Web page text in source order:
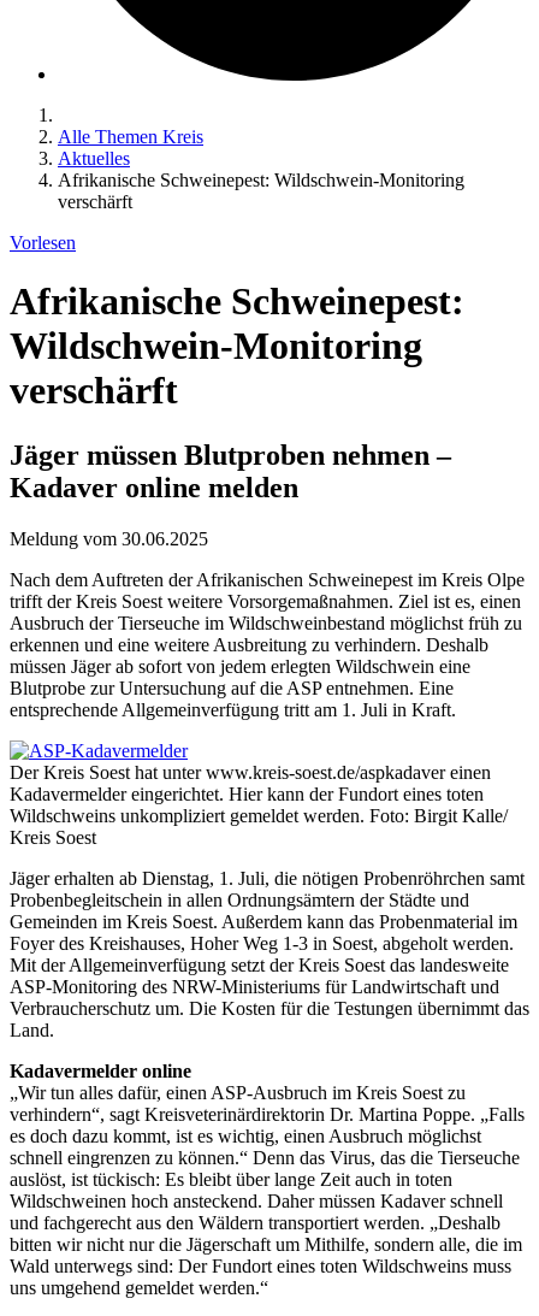
Alle Themen Kreis
Aktuelles
Afrikanische Schweinepest: Wildschwein-Monitoring
verschärft
Vorlesen
Afrikanische Schweinepest:
Wildschwein-Monitoring
verschärft
Jäger müssen Blutproben nehmen –
Kadaver online melden
Meldung vom 30.06.2025
Nach dem Auftreten der Afrikanischen Schweinepest im Kreis Olpe
trifft der Kreis Soest weitere Vorsorgemaßnahmen. Ziel ist es, einen
Ausbruch der Tierseuche im Wildschweinbestand möglichst früh zu
erkennen und eine weitere Ausbreitung zu verhindern. Deshalb
müssen Jäger ab sofort von jedem erlegten Wildschwein eine
Blutprobe zur Untersuchung auf die ASP entnehmen. Eine
entsprechende Allgemeinverfügung tritt am 1. Juli in Kraft.
Der Kreis Soest hat unter www.kreis-soest.de/aspkadaver einen
Kadavermelder eingerichtet. Hier kann der Fundort eines toten
Wildschweins unkompliziert gemeldet werden. Foto: Birgit Kalle/
Kreis Soest
Jäger erhalten ab Dienstag, 1. Juli, die nötigen Probenröhrchen samt
Probenbegleitschein in allen Ordnungsämtern der Städte und
Gemeinden im Kreis Soest. Außerdem kann das Probenmaterial im
Foyer des Kreishauses, Hoher Weg 1-3 in Soest, abgeholt werden.
Mit der Allgemeinverfügung setzt der Kreis Soest das landesweite
ASP-Monitoring des NRW-Ministeriums für Landwirtschaft und
Verbraucherschutz um. Die Kosten für die Testungen übernimmt das
Land.
Kadavermelder online
„Wir tun alles dafür, einen ASP-Ausbruch im Kreis Soest zu
verhindern“, sagt Kreisveterinärdirektorin Dr. Martina Poppe. „Falls
es doch dazu kommt, ist es wichtig, einen Ausbruch möglichst
schnell eingrenzen zu können.“ Denn das Virus, das die Tierseuche
auslöst, ist tückisch: Es bleibt über lange Zeit auch in toten
Wildschweinen hoch ansteckend. Daher müssen Kadaver schnell
und fachgerecht aus den Wäldern transportiert werden. „Deshalb
bitten wir nicht nur die Jägerschaft um Mithilfe, sondern alle, die im
Wald unterwegs sind: Der Fundort eines toten Wildschweins muss
uns umgehend gemeldet werden.“